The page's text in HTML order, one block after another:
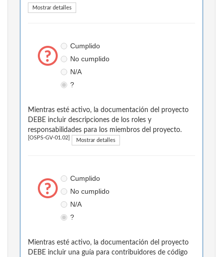
Mostrar detalles
Cumplido
No cumplido
N/A
?
Mientras esté activo, la documentación del proyecto
DEBE incluir descripciones de los roles y
responsabilidades para los miembros del proyecto.
[OSPS-GV-01.02] Mostrar detalles
Cumplido
No cumplido
N/A
?
Mientras esté activo, la documentación del proyecto
DEBE incluir una guía para contribuidores de código